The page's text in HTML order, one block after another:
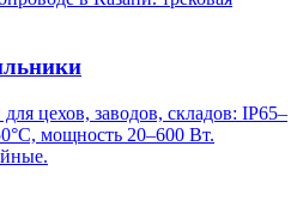
цехов, заводов, складов: IP65–
мощность 20–600 Вт.